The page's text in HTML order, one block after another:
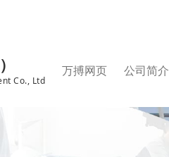
Co., Ltd
万搏网页 公司简介